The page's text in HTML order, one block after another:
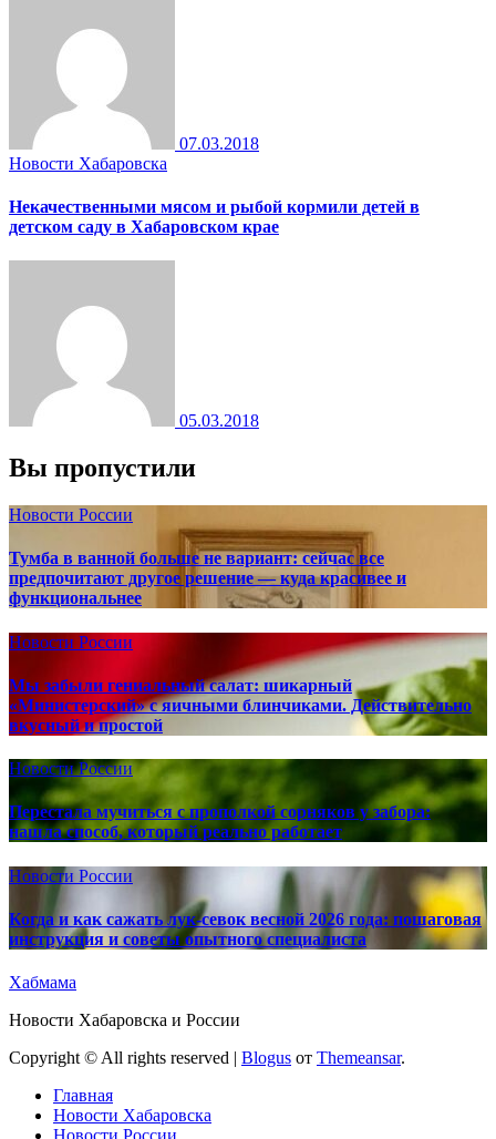
07.03.2018
Новости Хабаровска
Некачественными мясом и рыбой кормили детей в
детском саду в Хабаровском крае
05.03.2018
Вы пропустили
Новости России
Тумба в ванной больше не вариант: сейчас все
предпочитают другое решение — куда красивее и
функциональнее
Новости России
Мы забыли гениальный салат: шикарный
«Министерский» с яичными блинчиками. Действительно
вкусный и простой
Новости России
Перестала мучиться с прополкой сорняков у забора:
нашла способ, который реально работает
Новости России
Когда и как сажать лук-севок весной 2026 года: пошаговая
инструкция и советы опытного специалиста
Хабмама
Новости Хабаровска и России
Copyright © All rights reserved | Blogus от Themeansar.
Главная
Новости Хабаровска